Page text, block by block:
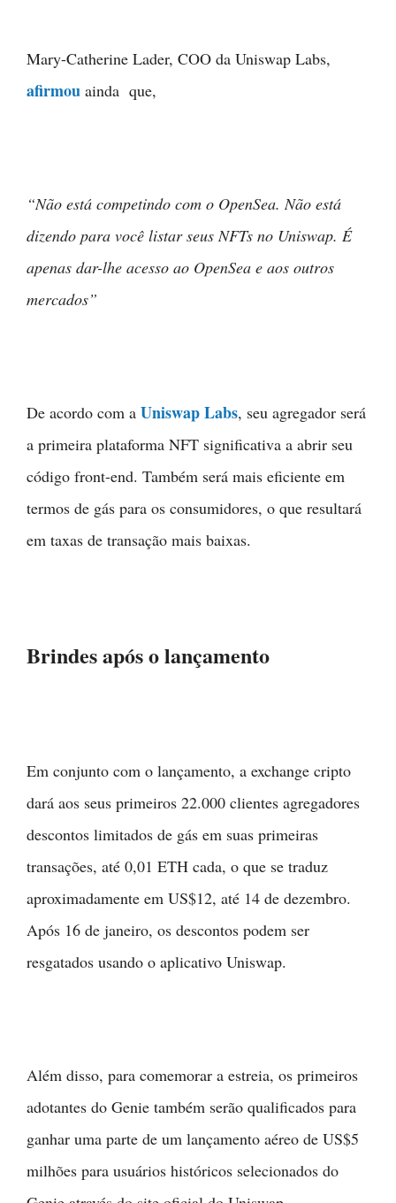
Mary-Catherine Lader, COO da Uniswap Labs,
afirmou ainda que,
“Não está competindo com o OpenSea. Não está
dizendo para você listar seus NFTs no Uniswap. É
apenas dar-lhe acesso ao OpenSea e aos outros
mercados”
De acordo com a Uniswap Labs, seu agregador será
a primeira plataforma NFT significativa a abrir seu
código front-end. Também será mais eficiente em
termos de gás para os consumidores, o que resultará
em taxas de transação mais baixas.
Brindes após o lançamento
Em conjunto com o lançamento, a exchange cripto
dará aos seus primeiros 22.000 clientes agregadores
descontos limitados de gás em suas primeiras
transações, até 0,01 ETH cada, o que se traduz
aproximadamente em US$12, até 14 de dezembro.
Após 16 de janeiro, os descontos podem ser
resgatados usando o aplicativo Uniswap.
Além disso, para comemorar a estreia, os primeiros
adotantes do Genie também serão qualificados para
ganhar uma parte de um lançamento aéreo de US$5
milhões para usuários históricos selecionados do